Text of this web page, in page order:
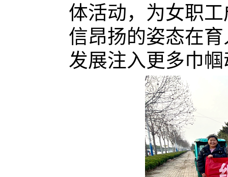
体活动， 为女职
信昂扬的姿态在
发展注入更多巾